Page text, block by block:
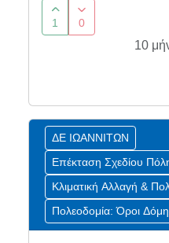
1 0
10
ΔΕ ΙΩΑΝΝΙΤΩΝ
Επέκταση Σχεδίου
Κλιματική Αλλαγή &
Πολεοδομία: Όροι